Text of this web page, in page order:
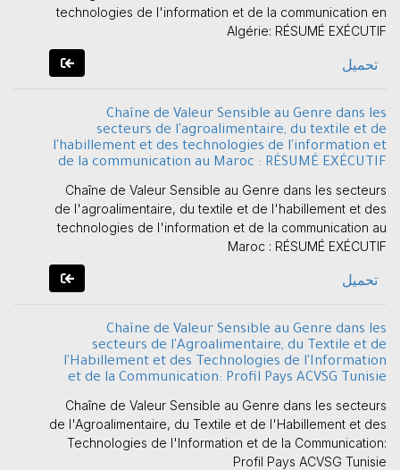
technologies de l'information et de la communication en
Algérie: RÉSUMÉ EXÉCUTIF
تحميل
Chaîne de Valeur Sensible au Genre dans les
secteurs de l'agroalimentaire, du textile et de
l'habillement et des technologies de l'information et
de la communication au Maroc : RÉSUMÉ EXÉCUTIF
Chaîne de Valeur Sensible au Genre dans les secteurs
de l'agroalimentaire, du textile et de l'habillement et des
technologies de l'information et de la communication au
Maroc : RÉSUMÉ EXÉCUTIF
تحميل
Chaîne de Valeur Sensible au Genre dans les
secteurs de l'Agroalimentaire, du Textile et de
l'Habillement et des Technologies de l'Information
et de la Communication: Profil Pays ACVSG Tunisie
Chaîne de Valeur Sensible au Genre dans les secteurs
de l'Agroalimentaire, du Textile et de l'Habillement et des
Technologies de l'Information et de la Communication:
Profil Pays ACVSG Tunisie